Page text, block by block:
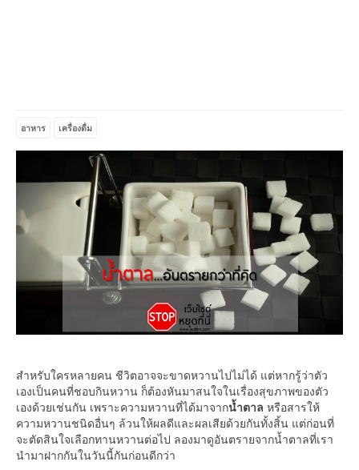
อาหาร เครื่องดื่ม
สำหรับใครหลายคน ชีวิตอาจจะขาดหวานไปไม่ได้ แต่หากรู้ว่าตัว
เองเป็นคนที่ชอบกินหวาน ก็ต้องหันมาสนใจในเรื่องสุขภาพของตัว
เองด้วยเช่นกัน เพราะความหวานที่ได้มาจากน้ำตาล หรือสารให้
ความหวานชนิดอื่นๆ ล้วนให้ผลดีและผลเสียด้วยกันทั้งสิ้น แต่ก่อนที่
จะตัดสินใจเลือกทานหวานต่อไป ลองมาดูอันตรายจากน้ำตาลที่เรา
นำมาฝากกันในวันนี้กันก่อนดีกว่า